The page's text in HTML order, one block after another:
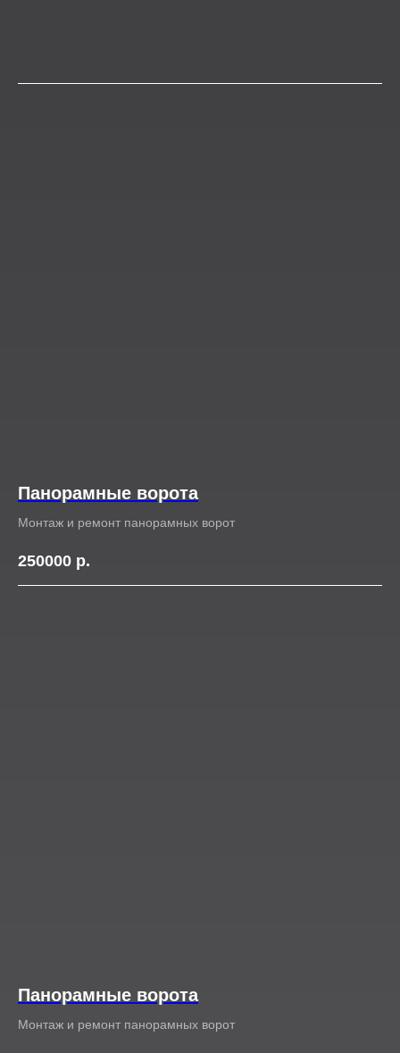
Панорамные ворота
Монтаж и ремонт панорамных ворот
250000 р.
Панорамные ворота
Монтаж и ремонт панорамных ворот